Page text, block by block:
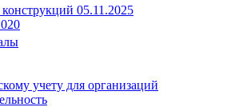
05.11.2025
учету для организаций